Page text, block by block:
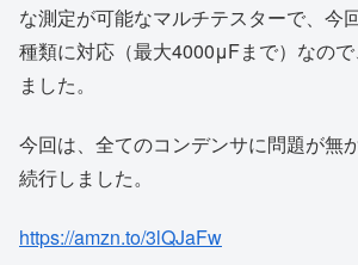
な測定が可能なマルチテスターで、今
種類に対応（最大4000μFまで）なの
ました。
今回は、全てのコンデンサに問題が無
続行しました。
https://amzn.to/3lQJaFw